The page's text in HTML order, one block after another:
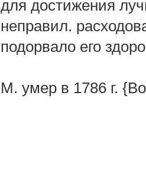
для достижения
неправил.
подорвало его
М. умер в 1786 г.